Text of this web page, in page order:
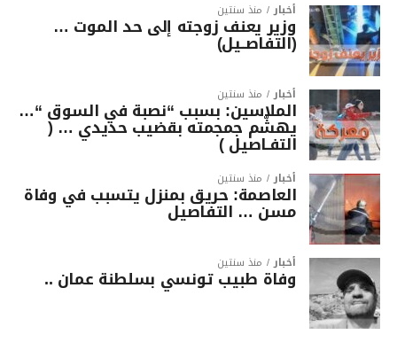
أخبار منذ سنتين
وزير يعنف زوجته إلى حد الموت …
(التفاصــيل)
أخبار منذ سنتين
الملاسين: بسبب “نصبة في السوق “…
يهشّم جمجمته بقضيب حديدي … (
التفـاصيل )
أخبار منذ سنتين
العاصمة: حريق بمنزل يتسبب في وفاة
مسن … التفاصيل
أخبار منذ سنتين
وفاة طبيب تونسي بسلطنة عمان ..